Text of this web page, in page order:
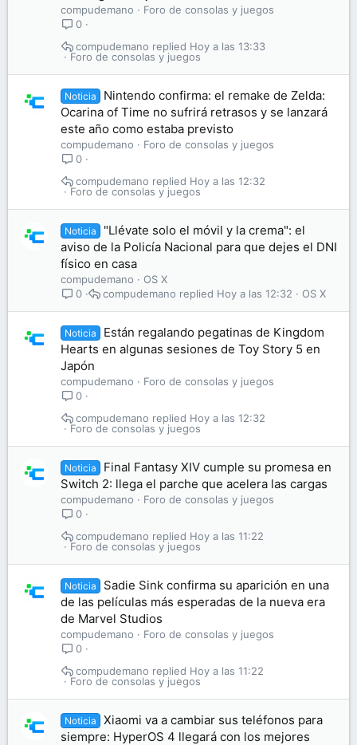
compudemano
Foro de consolas y juegos
0
Foro de consolas y juegos
Hoy a las 13:33
compudemano
Noticia
Nintendo confirma: el remake de Zelda:
Ocarina of Time no sufrirá retrasos y se lanzará
este año como estaba previsto
compudemano
Foro de consolas y juegos
0
Foro de consolas y juegos
Hoy a las 12:32
compudemano
Noticia
"Llévate solo el móvil y la crema": el
aviso de la Policía Nacional para que dejes el DNI
físico en casa
compudemano
OS X
0
OS X
Hoy a las 12:32
compudemano
Noticia
Están regalando pegatinas de Kingdom
Hearts en algunas sesiones de Toy Story 5 en
Japón
compudemano
Foro de consolas y juegos
0
Foro de consolas y juegos
Hoy a las 12:32
compudemano
Noticia
Final Fantasy XIV cumple su promesa en
Switch 2: llega el parche que acelera las cargas
compudemano
Foro de consolas y juegos
0
Foro de consolas y juegos
Hoy a las 11:22
compudemano
Noticia
Sadie Sink confirma su aparición en una
de las películas más esperadas de la nueva era
de Marvel Studios
compudemano
Foro de consolas y juegos
0
Foro de consolas y juegos
Hoy a las 11:22
compudemano
Noticia
Xiaomi va a cambiar sus teléfonos para
siempre: HyperOS 4 llegará con los mejores